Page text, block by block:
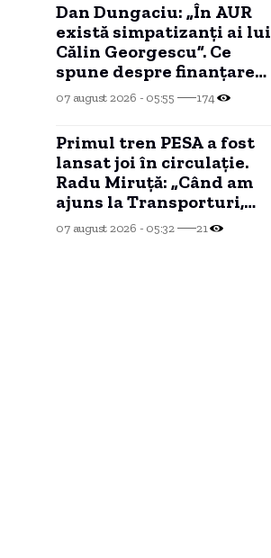
Dan Dungaciu: „În AUR
există simpatizanți ai lui
Călin Georgescu”. Ce
spune despre finanțarea
manifestațiilor fostului
candidat
07 august 2026 - 05:55 174
Primul tren PESA a fost
lansat joi în circulație.
Radu Miruță: „Când am
ajuns la Transporturi,
erau blocate între
buruieni”
07 august 2026 - 05:32 21